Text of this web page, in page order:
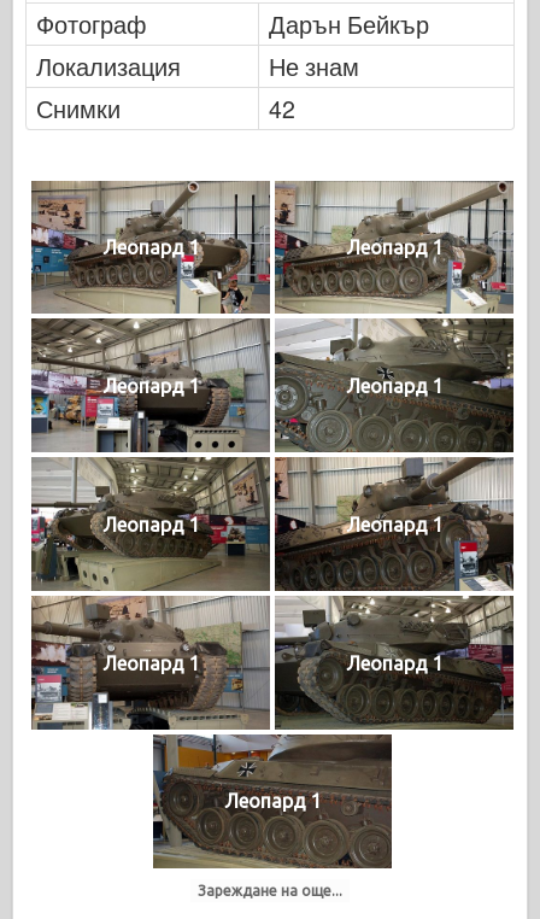
Фотограф
Дарън Бейкър
Локализация
Не знам
Снимки
42
Леопард 1 Леопард 1
Леопард 1 Леопард 1
Леопард 1 Леопард 1
Леопард 1 Леопард 1
Леопард 1
Зареждане на още...